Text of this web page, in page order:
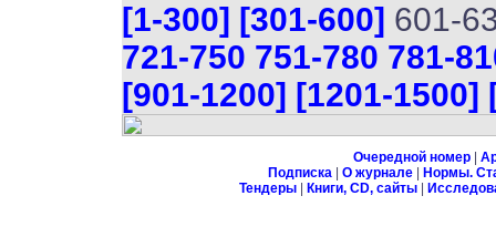
[1-300] [301-600] 601-
721-750 751-780 781-
[901-1200] [1201-1500]
Очередной номер
Подписка| О журнале|
Нормы.
Тендеры
Книги, CD, сайты